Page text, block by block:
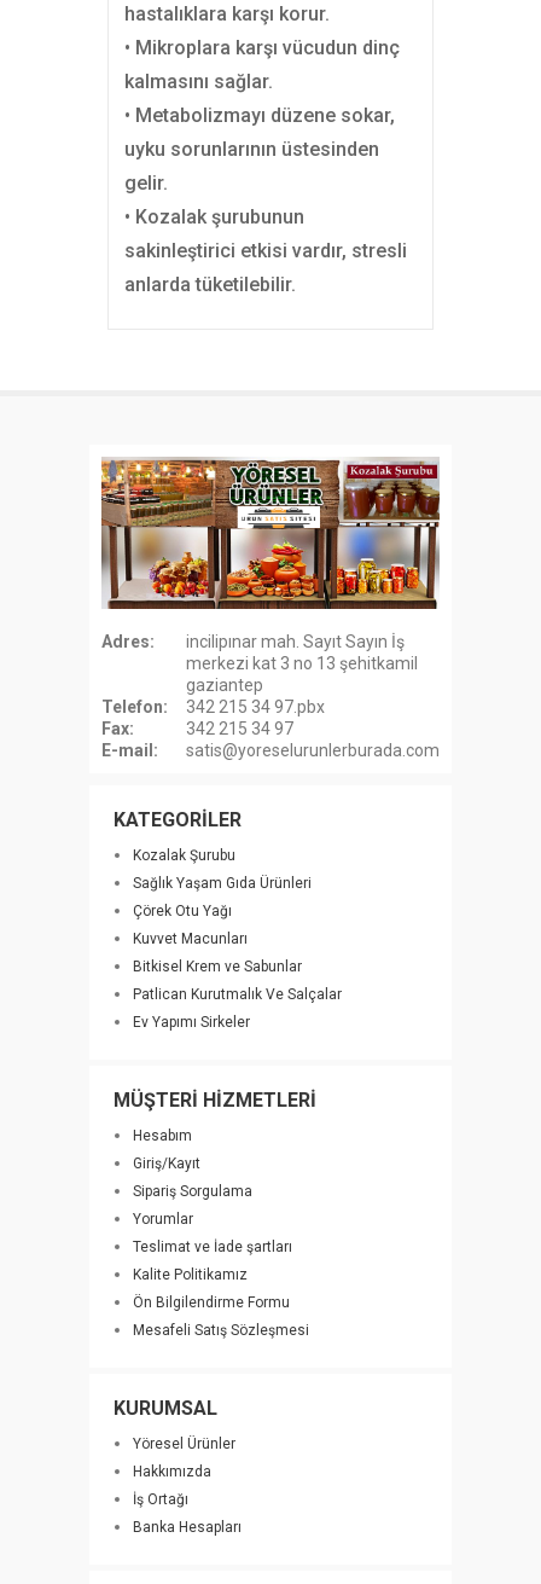
hastalıklara karşı korur.
• Mikroplara karşı vücudun dinç
kalmasını sağlar.
• Metabolizmayı düzene sokar,
uyku sorunlarının üstesinden
gelir.
• Kozalak şurubunun
sakinleştirici etkisi vardır, stresli
anlarda tüketilebilir.
Adres:
incilipınar mah. Sayıt Sayın İş
merkezi kat 3 no 13 şehitkamil
gaziantep
Telefon:
342 215 34 97.pbx
Fax:
342 215 34 97
E-mail:
satis@yoreselurunlerburada.com
KATEGORİLER
Kozalak Şurubu
Sağlık Yaşam Gıda Ürünleri
Çörek Otu Yağı
Kuvvet Macunları
Bitkisel Krem ve Sabunlar
Patlican Kurutmalık Ve Salçalar
Ev Yapımı Sirkeler
MÜŞTERİ HİZMETLERİ
Hesabım
Giriş/Kayıt
Sipariş Sorgulama
Yorumlar
Teslimat ve İade şartları
Kalite Politikamız
Ön Bilgilendirme Formu
Mesafeli Satış Sözleşmesi
KURUMSAL
Yöresel Ürünler
Hakkımızda
İş Ortağı
Banka Hesapları